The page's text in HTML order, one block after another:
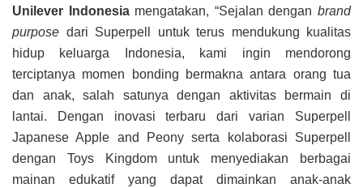
Unilever Indonesia mengatakan, “Sejalan denganbrand
purpose dari Superpell untuk terus mendukung kualitas
hidup keluarga Indonesia, kami ingin mendorong
terciptanya momen bonding bermakna antara orang tua
dan anak, salah satunya dengan aktivitas bermain di
lantai. Dengan inovasi terbaru dari varian Superpell
Japanese Apple and Peony serta kolaborasi Superpell
dengan Toys Kingdom untuk menyediakan berbagai
mainan edukatif yang dapat dimainkan anak-anak